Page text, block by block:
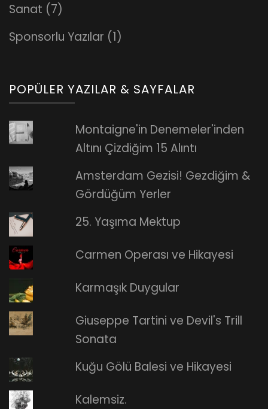
Sanat (7)
Sponsorlu Yazılar (1)
POPÜLER YAZILAR & SAYFALAR
Montaigne'in Denemeler'inden
Altını Çizdiğim 15 Alıntı
Amsterdam Gezisi! Gezdiğim &
Gördüğüm Yerler
25. Yaşıma Mektup
Carmen Operası ve Hikayesi
Karmaşık Duygular
Giuseppe Tartini ve Devil's Trill
Sonata
Kuğu Gölü Balesi ve Hikayesi
Kalemsiz.